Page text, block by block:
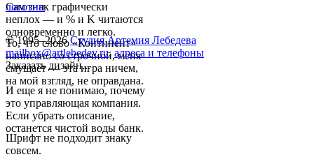
Сам знак графически
неплох — и % и K читаются
одновременно и легко.
То, что слово «Континент»
написано со строчной, меня
смущает — эта игра ничем,
на мой взгляд, не оправдана.
И еще я не понимаю, почему
это управляющая компания.
Если убрать описание,
останется чистой воды банк.
Шрифт не подходит знаку
совсем.
логотип
© 1995–2026 Студия Артемия Лебедева
mailbox@artlebedev.ru, адреса и телефоны
Заказать дизайн...